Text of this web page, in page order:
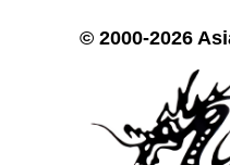
© 2000-2026